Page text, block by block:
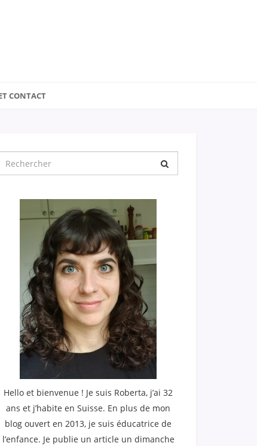
CONTACT
pour
Hello et bienvenue ! Je suis Roberta, j’ai 32
ans et j’habite en Suisse. En plus de mon
blog ouvert en 2013, je suis éducatrice de
l’enfance. Je publie un article un dimanche